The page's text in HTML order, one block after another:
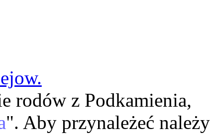
rodów z Podkamienia,
". Aby przynależeć należy